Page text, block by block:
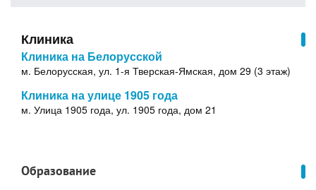
Клиника
Клиника на Белорусской
м. Белорусская, ул. 1-я Тверская-Ямская, дом 29 (3 этаж)
Клиника на улице 1905 года
м. Улица 1905 года, ул. 1905 года, дом 21
Образование